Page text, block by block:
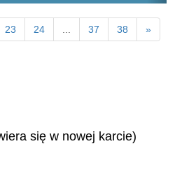
23 24 37 38 »
się w nowej karcie)